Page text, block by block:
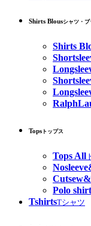
Shirts Blousシャツ・ブ
Shirts
Tops トップス
Tops All
Polo
TshirtsTシャツ